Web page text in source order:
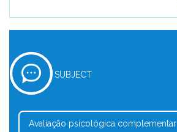
SUBJECT
Avaliação psicológica complementar